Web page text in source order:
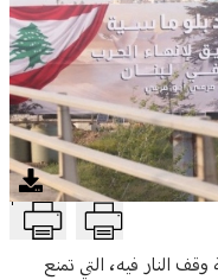
T
وقف النار فيه، التي تمنع